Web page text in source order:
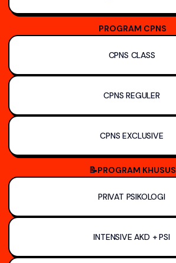
PROGRAM CPNS
CPNS CLASS
CPNS REGULER
CPNS EXCLUSIVE
📝PROGRAM KHUSUS
PRIVAT PSIKOLOGI
INTENSIVE AKD + PSI